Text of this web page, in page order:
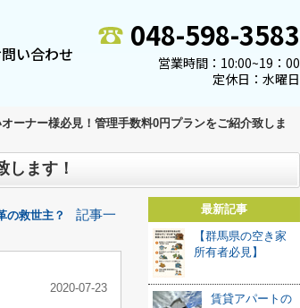
い合わせ
048-598-3583
営業時間：10:00~19：00
定休日：水曜日
ーナー様必見！管理手数料0円プランをご紹介致しま
ます！
の救世主？
記事一
2020-07-23
最新記事
【群馬県の空き家
所有者必見】
賃貸アパートの